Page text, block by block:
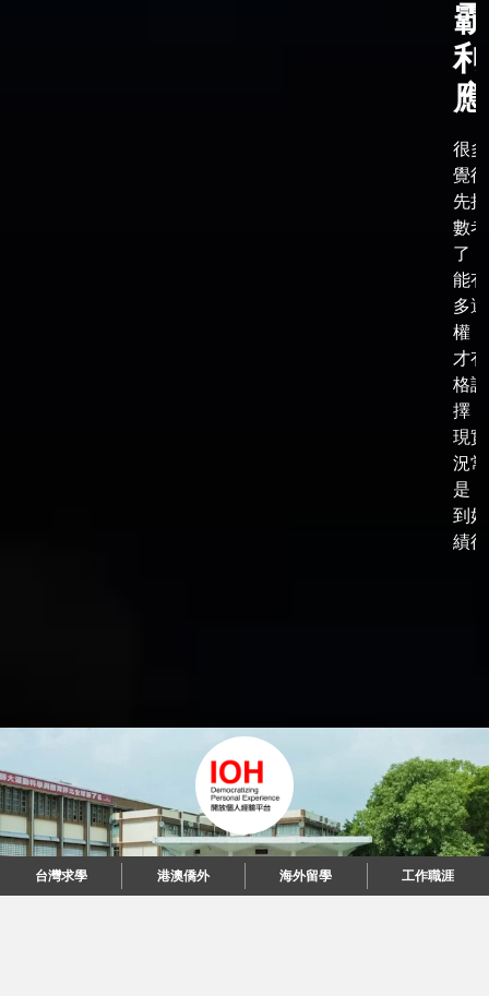
台灣求學 港澳僑外 海外留學 工作職涯
應
很
覺
先
數
了
能
多
權
才
格
擇
現
況常
是
到
績